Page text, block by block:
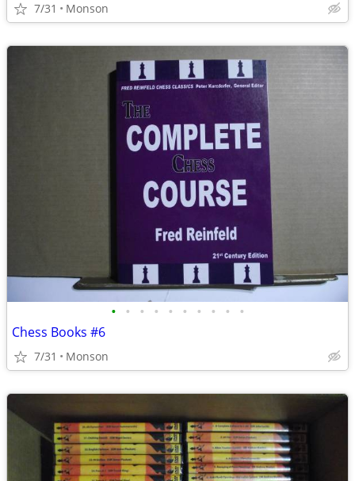
7/31 Monson
• • • • • • • • • •
Chess Books #6
7/31 Monson